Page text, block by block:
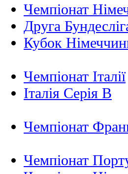
Чемпіонат
Друга
Кубок
Чемпіонат Італії
Італія Серія B
Чемпіонат
Чемпіонат